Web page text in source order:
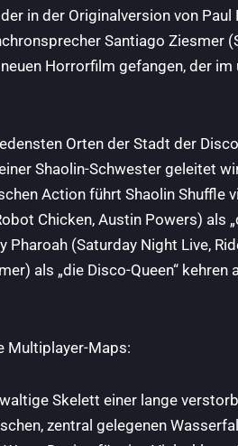
in der Originalversion von Paul
Santiago Ziesmer
Horrorfilm gefangen, der
Orten der Stadt der
Shaolin-Schwester geleitet
Action führt Shaolin Shuffle
Chicken, Austin Powers) als
(Saturday Night Live,
als „die Disco-Queen“
Multiplayer-Maps:
Skelett einer lange
zentral gelegenen